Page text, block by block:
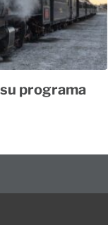
programa